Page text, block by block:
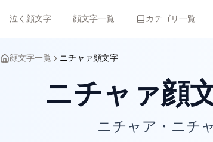
泣く顔文字 顔文字一覧 カテゴリ一覧
顔文字一覧 ニチャァ顔文字
ニチャァ顔
ニチャア・ニチ